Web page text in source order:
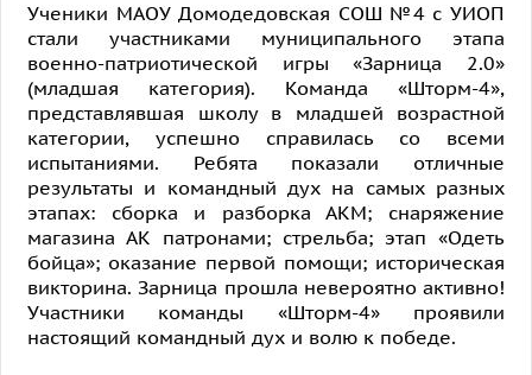
Ученики МАОУ Домодедовская СОШ №4 с УИОП
стали участниками муниципального этапа
военно-патриотической игры «Зарница 2.0»
(младшая категория). Команда «Шторм-4»,
представлявшая школу в младшей возрастной
категории, успешно справилась со всеми
испытаниями. Ребята показали отличные
результаты и командный дух на самых разных
этапах: сборка и разборка АКМ; снаряжение
магазина АК патронами; стрельба; этап «Одеть
бойца»; оказание первой помощи; историческая
викторина. Зарница прошла невероятно активно!
Участники команды «Шторм-4» проявили
настоящий командный дух и волю к победе.